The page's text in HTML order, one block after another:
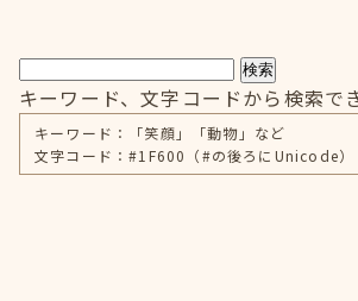
検索
キーワード、文字コードから検索で
キーワード：「笑顔」「動物」など
文字コード：#1F600（#の後ろにUnicode）